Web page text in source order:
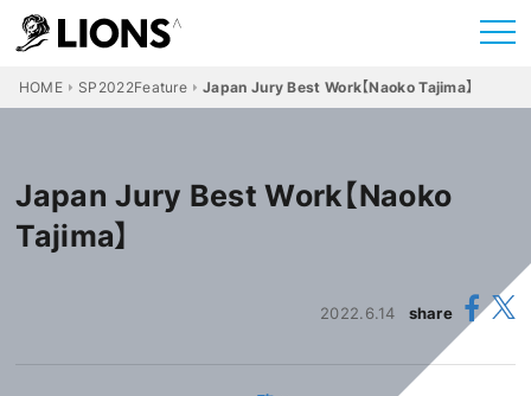
HOME SP2022Feature Japan Jury Best Work【Naoko Tajima】
Japan Jury Best Work【Naoko
Tajima】
2022.6.14 share